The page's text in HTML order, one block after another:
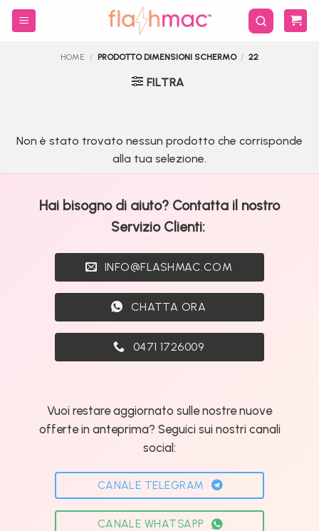
Salta
HOME / PRODOTTO DIMENSIONI SCHERMO / 22
FILTRA
Non è stato trovato nessun prodotto che corrisponde
alla tua selezione.
Hai bisogno di aiuto? Contatta il nostro
Servizio Clienti:
INFO@FLASHMAC.COM
CHATTA ORA
0471 1726009
Vuoi restare aggiornato sulle nostre nuove
offerte in anteprima? Seguici sui nostri canali
social:
CANALE TELEGRAM
CANALE WHATSAPP